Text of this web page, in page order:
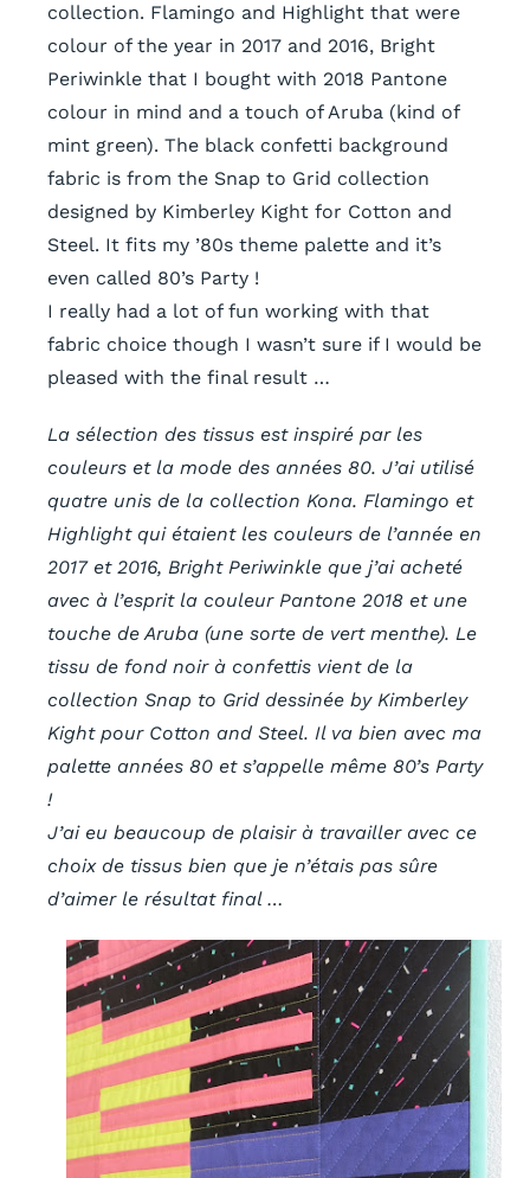
collection. Flamingo and Highlight that were
colour of the year in 2017 and 2016, Bright
Periwinkle that I bought with 2018 Pantone
colour in mind and a touch of Aruba (kind of
mint green). The black confetti background
fabric is from the Snap to Grid collection
designed by Kimberley Kight for Cotton and
Steel. It fits my ’80s theme palette and it’s
even called 80’s Party !
I really had a lot of fun working with that
fabric choice though I wasn’t sure if I would be
pleased with the final result …
La sélection des tissus est inspiré par les
couleurs et la mode des années 80. J’ai utilisé
quatre unis de la collection Kona. Flamingo et
Highlight qui étaient les couleurs de l’année en
2017 et 2016, Bright Periwinkle que j’ai acheté
avec à l’esprit la couleur Pantone 2018 et une
touche de Aruba (une sorte de vert menthe). Le
tissu de fond noir à confettis vient de la
collection Snap to Grid dessinée by Kimberley
Kight pour Cotton and Steel. Il va bien avec ma
palette années 80 et s’appelle même 80’s Party
!
J’ai eu beaucoup de plaisir à travailler avec ce
choix de tissus bien que je n’étais pas sûre
d’aimer le résultat final …